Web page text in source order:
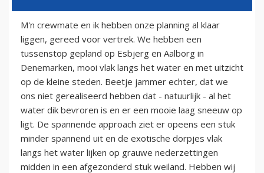
M'n crewmate en ik hebben onze planning al klaar
liggen, gereed voor vertrek. We hebben een
tussenstop gepland op Esbjerg en Aalborg in
Denemarken, mooi vlak langs het water en met uitzicht
op de kleine steden. Beetje jammer echter, dat we
ons niet gerealiseerd hebben dat - natuurlijk - al het
water dik bevroren is en er een mooie laag sneeuw op
ligt. De spannende approach ziet er opeens een stuk
minder spannend uit en de exotische dorpjes vlak
langs het water lijken op grauwe nederzettingen
midden in een afgezonderd stuk weiland. Hebben wij